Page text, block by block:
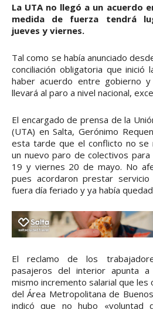
La UTA no llegó a un acuerdo
medida de fuerza tendrá
jueves y viernes.
Tal como se había anunciado
conciliación obligatoria que inició
haber acuerdo entre gobierno
llevará al paro a nivel nacional,
El encargado de prensa de la
(UTA) en Salta, Gerónimo
esta tarde que el conflicto no se
un nuevo paro de colectivos
19 y viernes 20 de mayo. No
pues acordaron prestar
fuera día feriado y ya había
El reclamo de los
pasajeros del interior apunta
mismo incremento salarial que
del Área Metropolitana de
indicó que no hubo «voluntad